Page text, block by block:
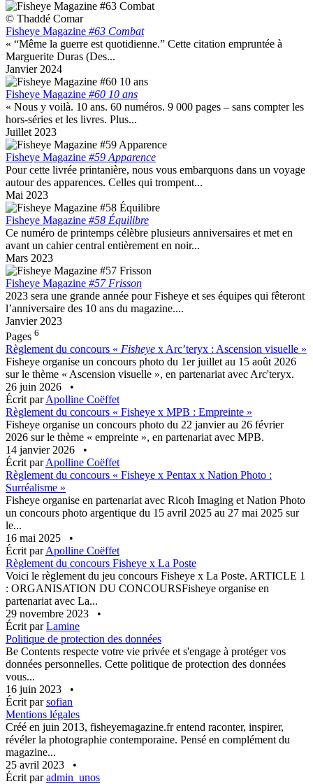
© Thaddé Comar
Fisheye Magazine #63 Combat
« “Même la guerre est quotidienne.” Cette citation empruntée à
Marguerite Duras (Des...
Janvier 2024
Fisheye Magazine #60 10 ans
« Nous y voilà. 10 ans. 60 numéros. 9 000 pages – sans compter les
hors-séries et les livres. Plus...
Juillet 2023
Fisheye Magazine #59 Apparence
Pour cette livrée printanière, nous vous embarquons dans un voyage
autour des apparences. Celles qui trompent...
Mai 2023
Fisheye Magazine #58 Équilibre
Ce numéro de printemps célèbre plusieurs anniversaires et met en
avant un cahier central entièrement en noir...
Mars 2023
Fisheye Magazine #57 Frisson
2023 sera une grande année pour Fisheye et ses équipes qui fêteront
l’anniversaire des 10 ans du magazine....
Janvier 2023
Pages 6
Règlement du concours « Fisheye x Arc’teryx : Ascension visuelle »
Fisheye organise un concours photo du 1er juillet au 15 août 2026
sur le thème « Ascension visuelle », en partenariat avec Arc'teryx.
26 juin 2026
•
Écrit parApolline Coëffet
Règlement du concours « Fisheye x MPB : Empreinte »
Fisheye organise un concours photo du 22 janvier au 26 février
2026 sur le thème « empreinte », en partenariat avec MPB.
14 janvier 2026
•
Écrit parApolline Coëffet
Règlement du concours « Fisheye x Pentax x Nation Photo :
Surréalisme »
Fisheye organise en partenariat avec Ricoh Imaging et Nation Photo
un concours photo argentique du 15 avril 2025 au 27 mai 2025 sur
le...
16 mai 2025
•
Écrit parApolline Coëffet
Règlement du concours Fisheye x La Poste
Voici le règlement du jeu concours Fisheye x La Poste. ARTICLE 1
: ORGANISATION DU CONCOURSFisheye organise en
partenariat avec La...
29 novembre 2023
•
Écrit parLamine
Politique de protection des données
Be Contents respecte votre vie privée et s'engage à protéger vos
données personnelles. Cette politique de protection des données
vous...
16 juin 2023
•
Écrit parsofian
Mentions légales
Créé en juin 2013, fisheyemagazine.fr entend raconter, inspirer,
révéler la photographie contemporaine. Pensé en complément du
magazine...
25 avril 2023
•
Écrit paradmin_unos